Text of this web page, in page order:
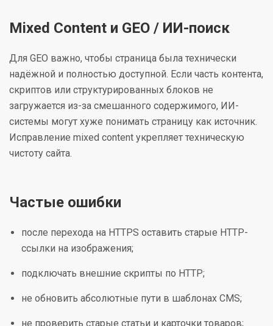
Mixed Content и GEO / ИИ-поиск
Для GEO важно, чтобы страница была технически
надёжной и полностью доступной. Если часть контента,
скриптов или структурированных блоков не
загружается из-за смешанного содержимого, ИИ-
системы могут хуже понимать страницу как источник.
Исправление mixed content укрепляет техническую
чистоту сайта.
Частые ошибки
после перехода на HTTPS оставить старые HTTP-
ссылки на изображения;
подключать внешние скрипты по HTTP;
не обновить абсолютные пути в шаблонах CMS;
не проверить старые статьи и карточки товаров;